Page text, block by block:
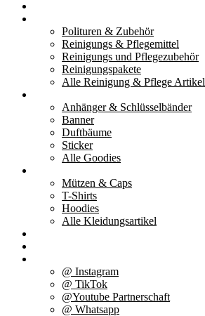
Polituren & Zubehör
Reinigungs & Pflegemittel
Reinigungs und Pflegezubehör
Reinigungspakete
Alle Reinigung & Pflege Artikel
Anhänger & Schlüsselbänder
Banner
Duftbäume
Sticker
Alle Goodies
Mützen & Caps
T-Shirts
Hoodies
Alle Kleidungsartikel
@ Instagram
@ TikTok
@Youtube Partnerschaft
@ Whatsapp